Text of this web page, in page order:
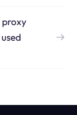
proxy